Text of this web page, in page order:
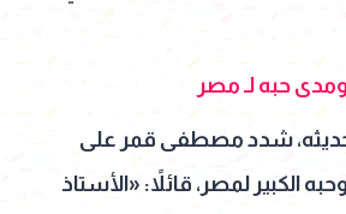
حبه لـ مصر
شدد مصطفى قمر على
الكبير لمصر، قائلاً: «الأستاذ